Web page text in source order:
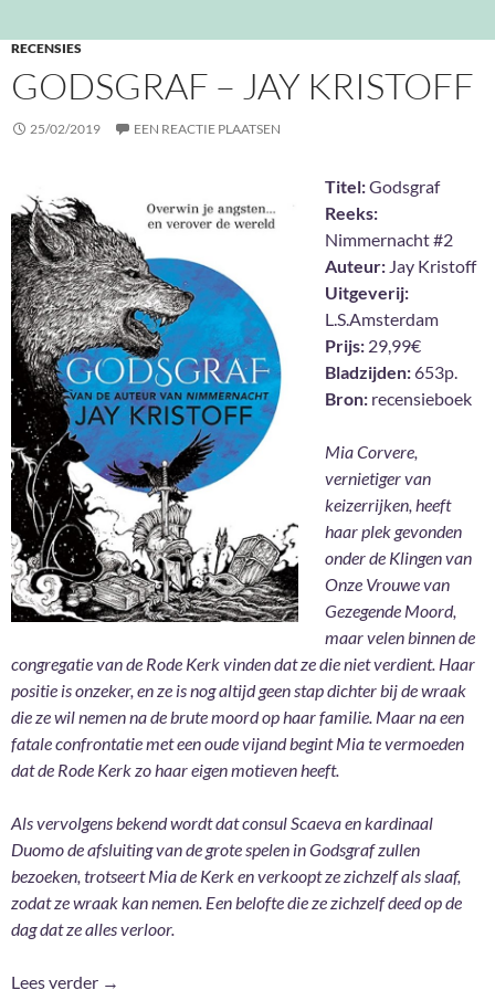
RECENSIES
GODSGRAF – JAY KRISTOFF
25/02/2019 EEN REACTIE PLAATSEN
Titel:Godsgraf
Reeks:
Nimmernacht #2
Auteur: Jay Kristoff
Uitgeverij:
L.S.Amsterdam
Prijs: 29,99€
Bladzijden:653p.
Bron: recensieboek
Mia Corvere,
vernietiger van
keizerrijken, heeft
haar plek gevonden
onder de Klingen van
Onze Vrouwe van
Gezegende Moord,
maar velen binnen de
congregatie van de Rode Kerk vinden dat ze die niet verdient. Haar
positie is onzeker, en ze is nog altijd geen stap dichter bij de wraak
die ze wil nemen na de brute moord op haar familie. Maar na een
fatale confrontatie met een oude vijand begint Mia te vermoeden
dat de Rode Kerk zo haar eigen motieven heeft.
Als vervolgens bekend wordt dat consul Scaeva en kardinaal
Duomo de afsluiting van de grote spelen in Godsgraf zullen
bezoeken, trotseert Mia de Kerk en verkoopt ze zichzelf als slaaf,
zodat ze wraak kan nemen. Een belofte die ze zichzelf deed op de
dag dat ze alles verloor.
Lees verder Godsgraf – Jay Kristoff
→